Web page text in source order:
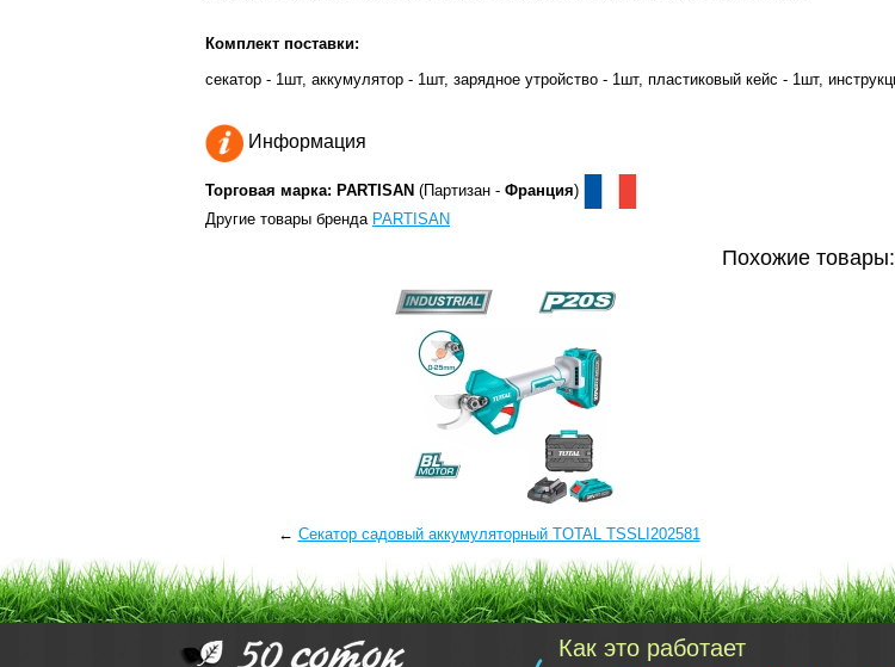
Комплект поставки:
секатор - 1шт, аккумулятор - 1шт, зарядное утройство - 1шт, пластиковый кейс - 1шт,
Информация
Торговая марка: PARTISAN (Партизан - Франция)
Другие товары бренда PARTISAN
Похожие товары:
← Секатор садовый аккумуляторный TOTAL TSSLI202581
Как это работает